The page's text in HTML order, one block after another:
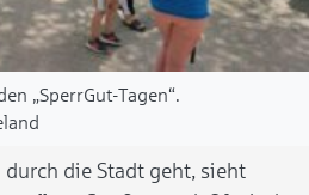
„SperrGut-Tagen“.
die Stadt geht, sieht